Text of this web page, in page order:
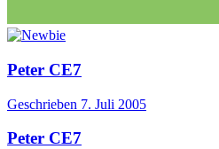
Peter CE7
Geschrieben 7. Juli 2005
Peter CE7